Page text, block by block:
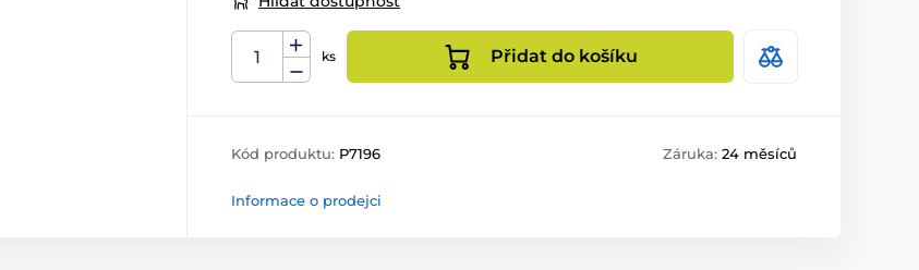
ks Přidat do košíku
Kód produktu: P7196 Záruka: 24 měsíců
Informace o prodejci